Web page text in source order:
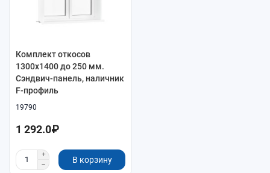
Комплект откосов
1300x1400 до 250 мм.
Сэндвич-панель, наличник
F-профиль
19790
1 292.0₽
В корзину